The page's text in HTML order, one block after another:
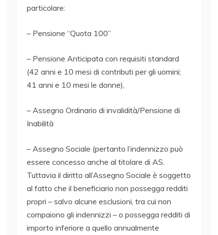
particolare:
– Pensione “Quota 100”
– Pensione Anticipata con requisiti standard
(42 anni e 10 mesi di contributi per gli uomini;
41 anni e 10 mesi le donne),
– Assegno Ordinario di invalidità/Pensione di
Inabilità
– Assegno Sociale (pertanto l’indennizzo può
essere concesso anche al titolare di AS.
Tuttavia il diritto all’Assegno Sociale è soggetto
al fatto che il beneficiario non possegga redditi
propri – salvo alcune esclusioni, tra cui non
compaiono gli indennizzi – o possegga redditi di
importo inferiore a quello annualmente